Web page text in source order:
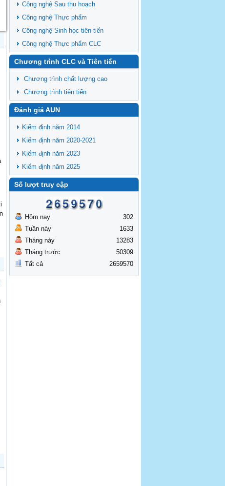
Công nghệ Sau thu hoạch
Công nghệ Thực phẩm
Công nghệ Sinh học tiên tiến
Công nghệ Thực phẩm CLC
Chương trình CLC và Tiên tiến
Chương trình chất lượng cao
Chương trình tiên tiến
Đánh giá AUN
Kiểm định năm 2014
Kiểm định năm 2020-2021
Kiểm định năm 2023
Kiểm định năm 2025
Số lượt truy cập
Hôm nay
Tuần này
Tháng này
Tháng trước
Tất cả
302
1633
13283
50309
2659570